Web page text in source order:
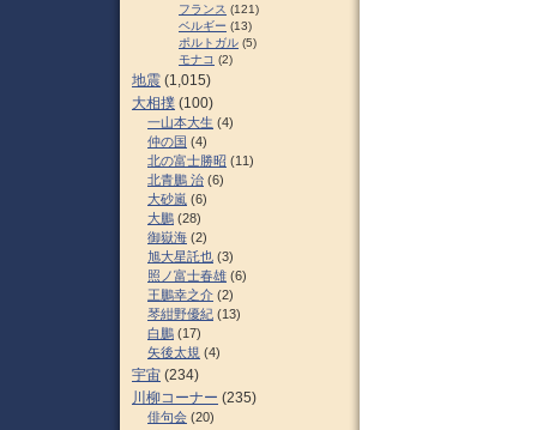
フランス (121)
ベルギー (13)
ポルトガル (5)
モナコ (2)
地震 (1,015)
大相撲 (100)
一山本大生 (4)
仲の国 (4)
北の富士勝昭 (11)
北青鵬 治 (6)
大砂嵐 (6)
大鵬 (28)
御嶽海 (2)
旭大星託也 (3)
照ノ富士春雄 (6)
王鵬幸之介 (2)
琴紺野優紀 (13)
白鵬 (17)
矢後太規 (4)
宇宙 (234)
川柳コーナー (235)
俳句会 (20)